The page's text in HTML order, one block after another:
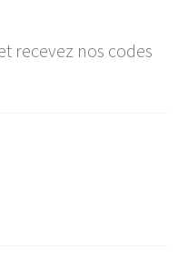
recevez nos codes